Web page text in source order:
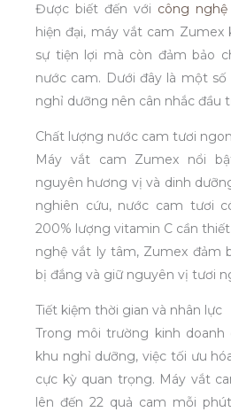
Được biết đến với công
hiện đại, máy vắt cam
sự tiện lợi mà còn đảm bảo
nước cam. Dưới đây là một
nghỉ dưỡng nên cân nhắc đầu
Chất lượng nước cam tươi ngon
Máy vắt cam Zumex nổi
nguyên hương vị và dinh
nghiên cứu, nước cam tươi
200% lượng vitamin C cần
nghệ vắt ly tâm, Zumex đảm
bị đắng và giữ nguyên vị tươi
Tiết kiệm thời gian và nhân lực
Trong môi trường kinh
khu nghỉ dưỡng, việc tối ưu
cực kỳ quan trọng. Máy vắt
lên đến 22 quả cam mỗi